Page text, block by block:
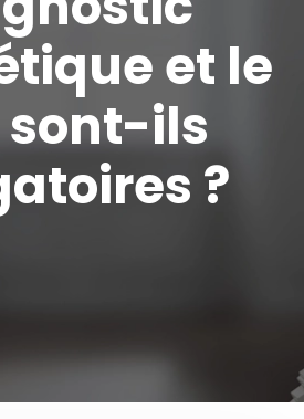
et le
sont-ils
?